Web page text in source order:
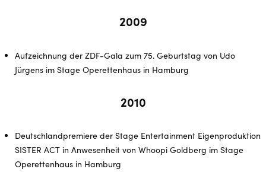
2009
Aufzeichnung der ZDF-Gala zum 75. Geburtstag von Udo
Jürgens im Stage Operettenhaus in Hamburg
2010
Deutschlandpremiere der Stage Entertainment Eigenproduktion
SISTER ACT in Anwesenheit von Whoopi Goldberg im Stage
Operettenhaus in Hamburg